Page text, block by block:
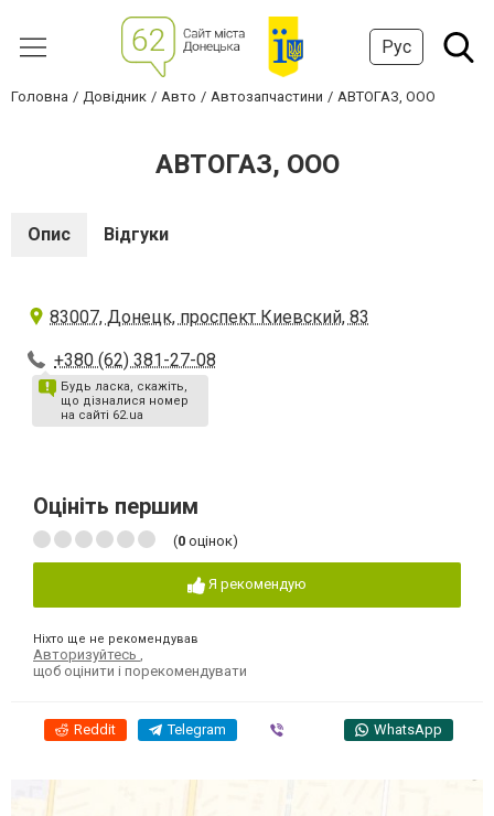
Рус
Головна Довідник Авто Автозапчастини АВТОГАЗ, ООО
АВТОГАЗ, ООО
Опис Відгуки
83007, Донецк, проспект Киевский, 83
+380 (62) 381-27-08
Будь ласка, скажіть,
що дізналися номер
на сайті 62.ua
Оцініть першим
(0 оцінок)
Я рекомендую
Ніхто ще не рекомендував
Авторизуйтесь
щоб оцінити і порекомендувати
Reddit Telegram WhatsApp